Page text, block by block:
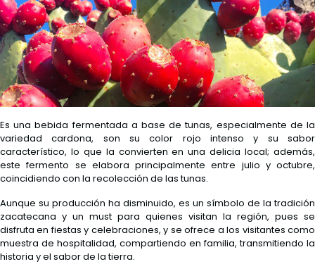
Es una bebida fermentada a base de tunas, especialmente de la
variedad cardona, son su color rojo intenso y su sabor
característico, lo que la convierten en una delicia local; además,
este fermento se elabora principalmente entre julio y octubre,
coincidiendo con la recolección de las tunas.
Aunque su producción ha disminuido, es un símbolo de la tradición
zacatecana y un must para quienes visitan la región, pues se
disfruta en fiestas y celebraciones, y se ofrece a los visitantes como
muestra de hospitalidad, compartiendo en familia, transmitiendo la
historia y el sabor de la tierra.